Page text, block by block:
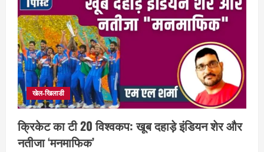
खेल-खिलाडी
क्रिकेट का टी 20 विश्वकप: खूब दहाड़े इंडियन शेर और
नतीजा ‘मनमाफिक’